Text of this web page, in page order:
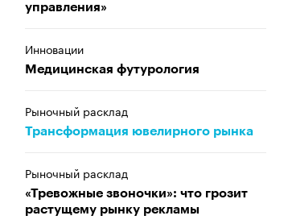
управления»
Инновации
Медицинская футурология
Рыночный расклад
Трансформация ювелирного рынка
Рыночный расклад
«Тревожные звоночки»: что грозит
растущему рынку рекламы